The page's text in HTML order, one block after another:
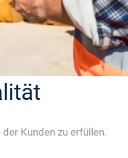
Kunden zu erfüllen.